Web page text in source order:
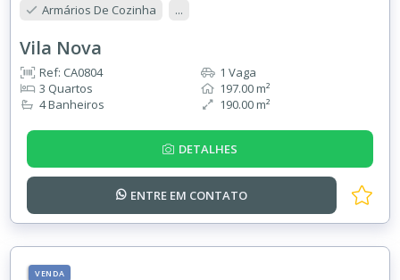
Armários De Cozinha ...
Vila Nova
Ref: CA0804
3 Quartos
4 Banheiros
1 Vaga
197.00 m²
190.00 m²
DETALHES
ENTRE EM CONTATO
VENDA